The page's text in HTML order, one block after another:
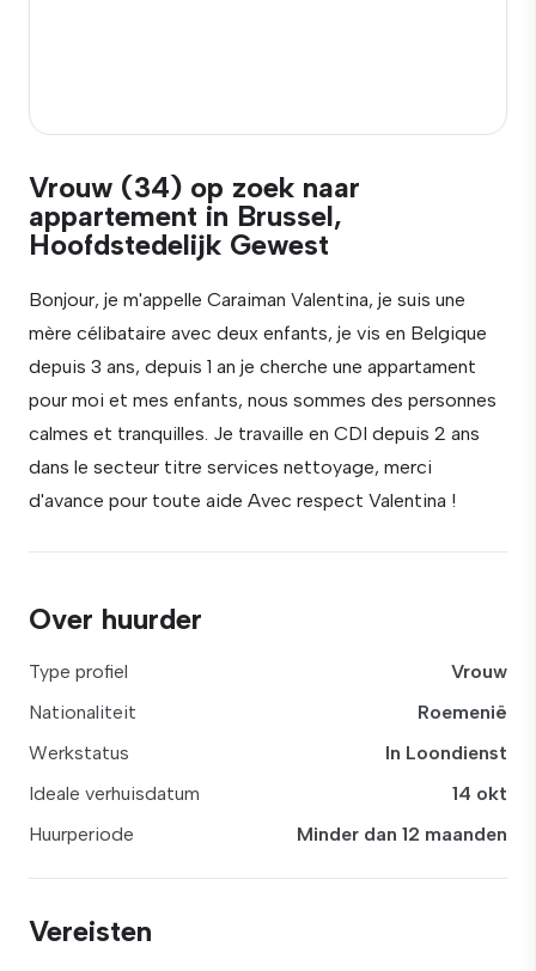
Vrouw (34) op zoek naar
appartement in Brussel,
Hoofdstedelijk Gewest
Bonjour, je m'appelle Caraiman Valentina, je suis une
mère célibataire avec deux enfants, je vis en Belgique
depuis 3 ans, depuis 1 an je cherche une appartament
pour moi et mes enfants, nous sommes des personnes
calmes et tranquilles. Je travaille en CDI depuis 2 ans
dans le secteur titre services nettoyage, merci
d'avance pour toute aide Avec respect Valentina !
Over huurder
Type profiel
Vrouw
Nationaliteit
Roemenië
Werkstatus
In Loondienst
Ideale verhuisdatum
14 okt
Huurperiode
Minder dan 12 maanden
Vereisten